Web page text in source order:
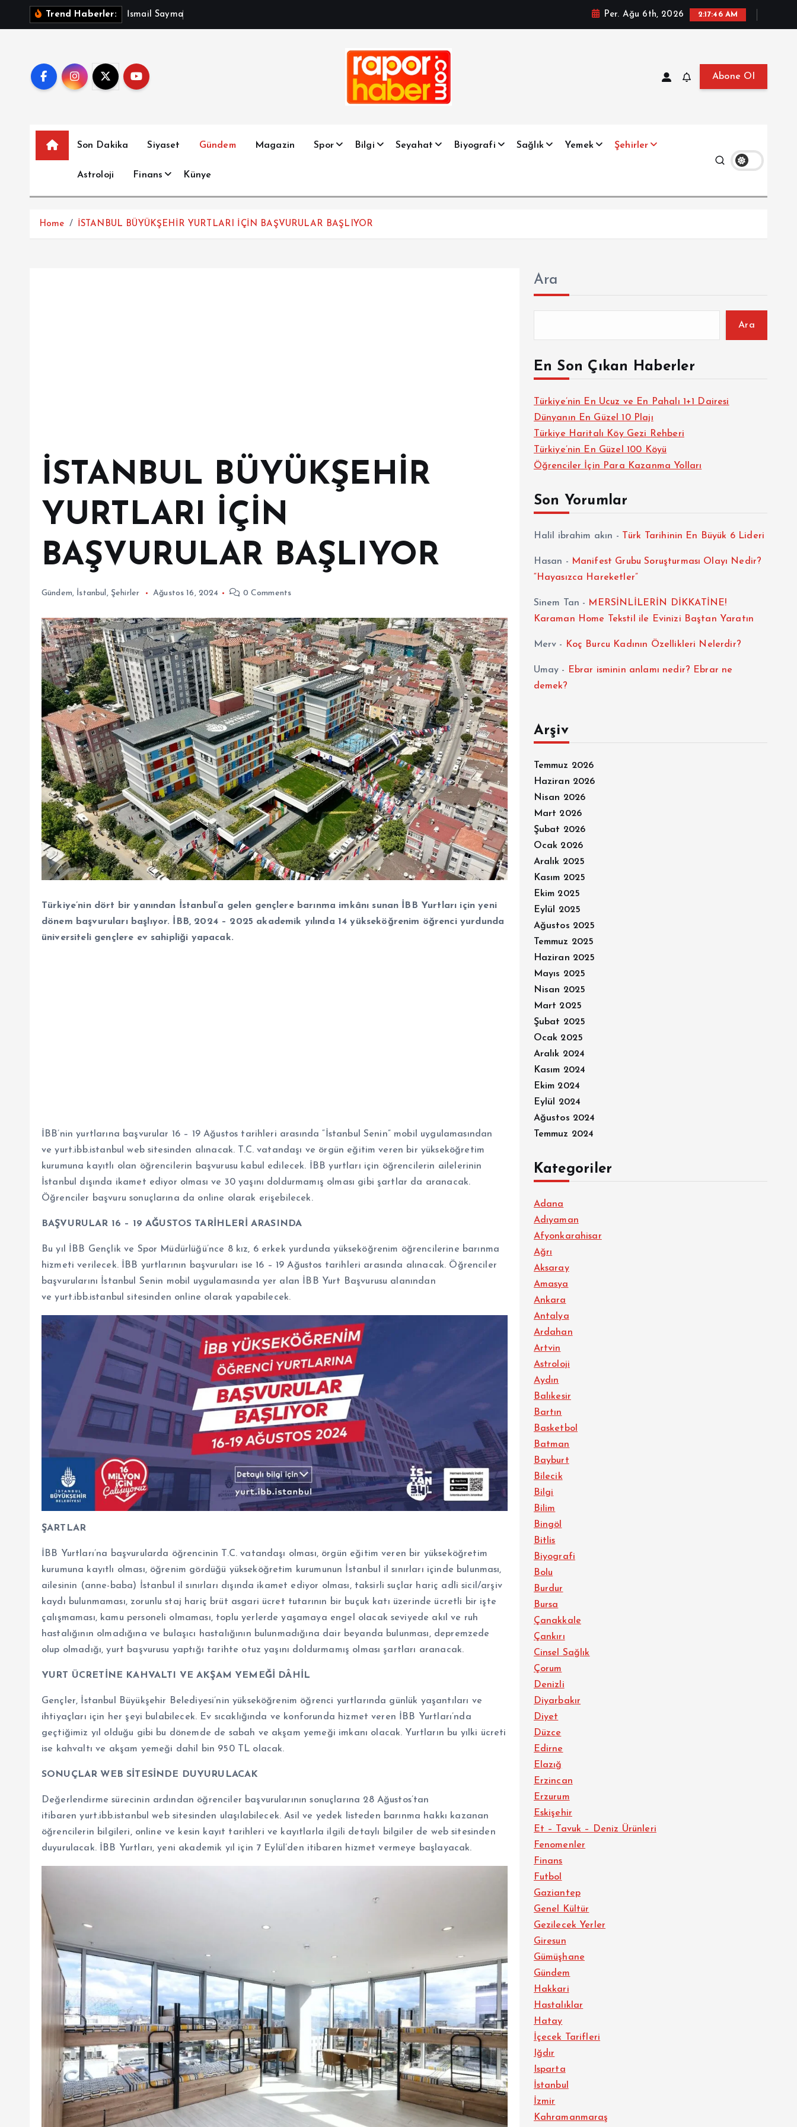
Trend Haberler: sma i Say ma Per. Ağu 6th, 2026 2:17:47 AM
Abone Ol
Son Dakika Siyaset Gündem Magazin Spor Bilgi Seyahat Biyografi Sağlık Yemek Şehirler
Astroloji Finans Künye
Home İSTANBUL BÜYÜKŞEHİR YURTLARI İÇİN BAŞVURULAR BAŞLIYOR
İSTANBUL BÜYÜKŞEHİR
YURTLARI İÇİN
BAŞVURULAR BAŞLIYOR
Gündem, İstanbul, Şehirler Ağustos 16, 2024 0 Comments
Türkiye’nin dört bir yanından İstanbul’a gelen gençlere barınma imkânı sunan İBB Yurtları için yeni
dönem başvuruları başlıyor. İBB, 2024 – 2025 akademik yılında 14 yükseköğrenim öğrenci yurdunda
üniversiteli gençlere ev sahipliği yapacak.
İBB’nin yurtlarına başvurular 16 – 19 Ağustos tarihleri arasında “İstanbul Senin” mobil uygulamasından
ve yurt.ibb.istanbul web sitesinden alınacak. T.C. vatandaşı ve örgün eğitim veren bir yükseköğretim
kurumuna kayıtlı olan öğrencilerin başvurusu kabul edilecek. İBB yurtları için öğrencilerin ailelerinin
İstanbul dışında ikamet ediyor olması ve 30 yaşını doldurmamış olması gibi şartlar da aranacak.
Öğrenciler başvuru sonuçlarına da online olarak erişebilecek.
BAŞVURULAR 16 – 19 AĞUSTOS TARİHLERİ ARASINDA
Bu yıl İBB Gençlik ve Spor Müdürlüğü’nce 8 kız, 6 erkek yurdunda yükseköğrenim öğrencilerine barınma
hizmeti verilecek. İBB yurtlarının başvuruları ise 16 – 19 Ağustos tarihleri arasında alınacak. Öğrenciler
başvurularını İstanbul Senin mobil uygulamasında yer alan İBB Yurt Başvurusu alanından
ve yurt.ibb.istanbul sitesinden online olarak yapabilecek.
ŞARTLAR
İBB Yurtları’na başvurularda öğrencinin T.C. vatandaşı olması, örgün eğitim veren bir yükseköğretim
kurumuna kayıtlı olması, öğrenim gördüğü yükseköğretim kurumunun İstanbul il sınırları içinde bulunması,
ailesinin (anne-baba) İstanbul il sınırları dışında ikamet ediyor olması, taksirli suçlar hariç adli sicil/arşiv
kaydı bulunmaması, zorunlu staj hariç brüt asgari ücret tutarının bir buçuk katı üzerinde ücretli bir işte
çalışmaması, kamu personeli olmaması, toplu yerlerde yaşamaya engel olacak seviyede akıl ve ruh
hastalığının olmadığına ve bulaşıcı hastalığının bulunmadığına dair beyanda bulunması, depremzede
olup olmadığı, yurt başvurusu yaptığı tarihte otuz yaşını doldurmamış olması şartları aranacak.
YURT ÜCRETİNE KAHVALTI VE AKŞAM YEMEĞİ DÂHİL
Gençler, İstanbul Büyükşehir Belediyesi’nin yükseköğrenim öğrenci yurtlarında günlük yaşantıları ve
ihtiyaçları için her şeyi bulabilecek. Ev sıcaklığında ve konforunda hizmet veren İBB Yurtları’nda
geçtiğimiz yıl olduğu gibi bu dönemde de sabah ve akşam yemeği imkanı olacak. Yurtların bu yılki ücreti
ise kahvaltı ve akşam yemeği dahil bin 950 TL olacak.
SONUÇLAR WEB SİTESİNDE DUYURULACAK
Değerlendirme sürecinin ardından öğrenciler başvurularının sonuçlarına 28 Ağustos’tan
itibaren yurt.ibb.istanbul web sitesinden ulaşılabilecek. Asil ve yedek listeden barınma hakkı kazanan
öğrencilerin bilgileri, online ve kesin kayıt tarihleri ve kayıtlarla ilgili detaylı bilgiler de web sitesinden
duyurulacak. İBB Yurtları, yeni akademik yıl için 7 Eylül’den itibaren hizmet vermeye başlayacak.
Ara
Ara
En Son Çıkan Haberler
Türkiye’nin En Ucuz ve En Pahalı 1+1 Dairesi
Dünyanın En Güzel 10 Plajı
Türkiye Haritalı Köy Gezi Rehberi
Türkiye’nin En Güzel 100 Köyü
Öğrenciler İçin Para Kazanma Yolları
Son Yorumlar
Halil ibrahim akın - Türk Tarihinin En Büyük 6 Lideri
Hasan - Manifest Grubu Soruşturması Olayı Nedir?
“Hayasızca Hareketler”
Sinem Tan - MERSİNLİLERİN DİKKATİNE!
Karaman Home Tekstil ile Evinizi Baştan Yaratın
Merv - Koç Burcu Kadının Özellikleri Nelerdir?
Umay -
Ebrar isminin anlamı nedir? Ebrar ne
demek?
Arşiv
Temmuz 2026
Haziran 2026
Nisan 2026
Mart 2026
Şubat 2026
Ocak 2026
Aralık 2025
Kasım 2025
Ekim 2025
Eylül 2025
Ağustos 2025
Temmuz 2025
Haziran 2025
Mayıs 2025
Nisan 2025
Mart 2025
Şubat 2025
Ocak 2025
Aralık 2024
Kasım 2024
Ekim 2024
Eylül 2024
Ağustos 2024
Temmuz 2024
Kategoriler
Adana
Adıyaman
Afyonkarahisar
Ağrı
Aksaray
Amasya
Ankara
Antalya
Ardahan
Artvin
Astroloji
Aydın
Balıkesir
Bartın
Basketbol
Batman
Bayburt
Bilecik
Bilgi
Bilim
Bingöl
Bitlis
Biyografi
Bolu
Burdur
Bursa
Çanakkale
Çankırı
Cinsel Sağlık
Çorum
Denizli
Diyarbakır
Diyet
Düzce
Edirne
Elazığ
Erzincan
Erzurum
Eskişehir
Et – Tavuk – Deniz Ürünleri
Fenomenler
Finans
Futbol
Gaziantep
Genel Kültür
Gezilecek Yerler
Giresun
Gümüşhane
Gündem
Hakkari
Hastalıklar
Hatay
İçecek Tarifleri
Iğdır
Isparta
İstanbul
İzmir
Kahramanmaraş